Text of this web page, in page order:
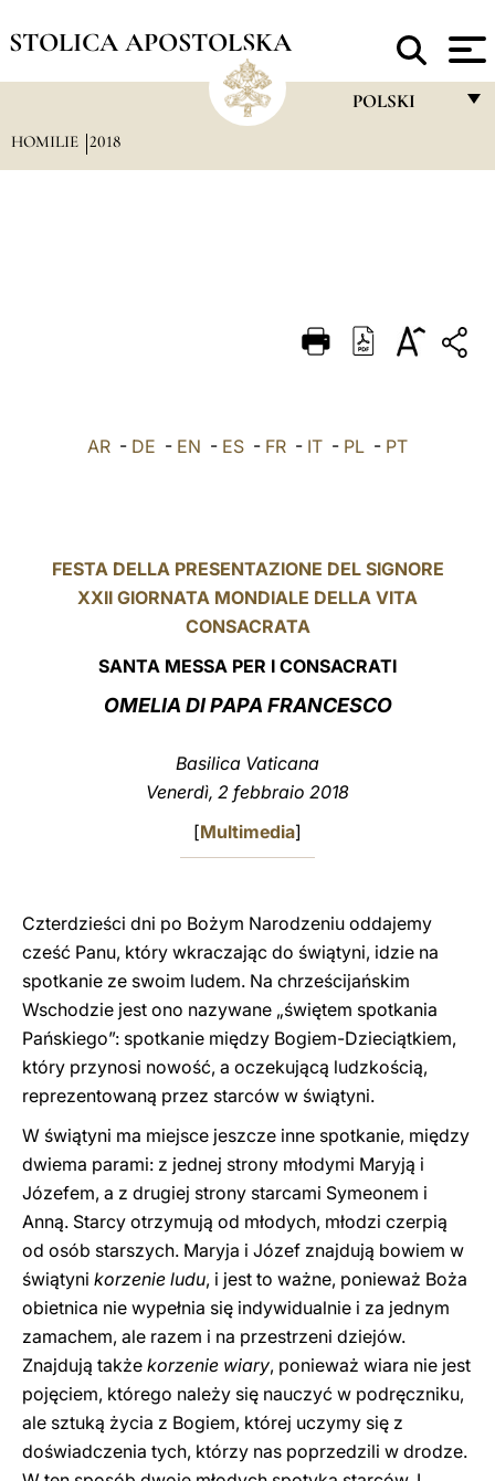
STOLICA APOSTOLSKA
POLSKI
DEUTSCH
العربيّة
HOMILIE 2018
AR - DE - EN - ES - FR - IT - PL - PT
FESTA DELLA PRESENTAZIONE DEL SIGNORE
XXII GIORNATA MONDIALE DELLA VITA
CONSACRATA
SANTA MESSA PER I CONSACRATI
OMELIA DI PAPA FRANCESCO
Basilica Vaticana
Venerdì, 2 febbraio 2018
[Multimedia]
Czterdzieści dni po Bożym Narodzeniu oddajemy
cześć Panu, który wkraczając do świątyni, idzie na
spotkanie ze swoim ludem. Na chrześcijańskim
Wschodzie jest ono nazywane „świętem spotkania
Pańskiego”: spotkanie między Bogiem-Dzieciątkiem,
który przynosi nowość, a oczekującą ludzkością,
reprezentowaną przez starców w świątyni.
W świątyni ma miejsce jeszcze inne spotkanie, między
dwiema parami: z jednej strony młodymi Maryją i
Józefem, a z drugiej strony starcami Symeonem i
Anną. Starcy otrzymują od młodych, młodzi czerpią
od osób starszych. Maryja i Józef znajdują bowiem w
świątyni korzenie ludu, i jest to ważne, ponieważ Boża
obietnica nie wypełnia się indywidualnie i za jednym
zamachem, ale razem i na przestrzeni dziejów.
Znajdują także korzenie wiary, ponieważ wiara nie jest
pojęciem, którego należy się nauczyć w podręczniku,
ale sztuką życia z Bogiem, której uczymy się z
doświadczenia tych, którzy nas poprzedzili w drodze.